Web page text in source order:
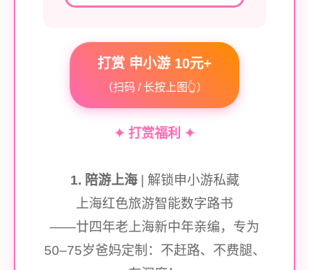
打赏 申小游 10元+
（扫码 / 长按上图👆）
✦ 打赏福利 ✦
1. 陪游上海| 解锁申小游私藏
上海红色旅游智能数字路书
——廿四年老上海新中年亲编，专为
50–75岁爸妈定制：不赶路、不费腿、